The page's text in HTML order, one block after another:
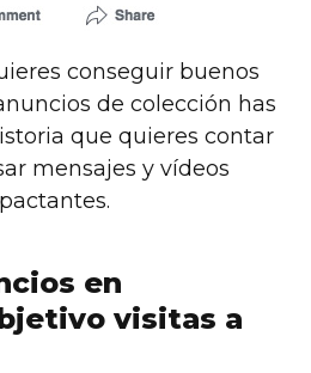
conseguir buenos
de colección has
que quieres contar
mensajes y vídeos
en
visitas a